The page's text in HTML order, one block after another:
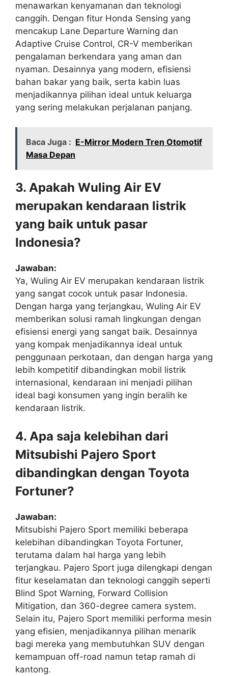
menawarkan kenyamanan dan teknologi
canggih. Dengan fitur Honda Sensing yang
mencakup Lane Departure Warning dan
Adaptive Cruise Control, CR-V memberikan
pengalaman berkendara yang aman dan
nyaman. Desainnya yang modern, efisiensi
bahan bakar yang baik, serta kabin luas
menjadikannya pilihan ideal untuk keluarga
yang sering melakukan perjalanan panjang.
Baca Juga : E-Mirror Modern Tren Otomotif
Masa Depan
3. Apakah Wuling Air EV
merupakan kendaraan listrik
yang baik untuk pasar
Indonesia?
Jawaban:
Ya, Wuling Air EV merupakan kendaraan listrik
yang sangat cocok untuk pasar Indonesia.
Dengan harga yang terjangkau, Wuling Air EV
memberikan solusi ramah lingkungan dengan
efisiensi energi yang sangat baik. Desainnya
yang kompak menjadikannya ideal untuk
penggunaan perkotaan, dan dengan harga yang
lebih kompetitif dibandingkan mobil listrik
internasional, kendaraan ini menjadi pilihan
ideal bagi konsumen yang ingin beralih ke
kendaraan listrik.
4. Apa saja kelebihan dari
Mitsubishi Pajero Sport
dibandingkan dengan Toyota
Fortuner?
Jawaban:
Mitsubishi Pajero Sport memiliki beberapa
kelebihan dibandingkan Toyota Fortuner,
terutama dalam hal harga yang lebih
terjangkau. Pajero Sport juga dilengkapi dengan
fitur keselamatan dan teknologi canggih seperti
Blind Spot Warning, Forward Collision
Mitigation, dan 360-degree camera system.
Selain itu, Pajero Sport memiliki performa mesin
yang efisien, menjadikannya pilihan menarik
bagi mereka yang membutuhkan SUV dengan
kemampuan off-road namun tetap ramah di
kantong.